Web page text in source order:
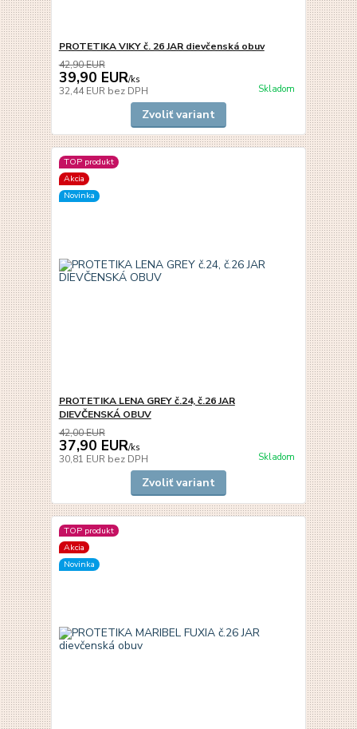
PROTETIKA VIKY č. 26 JAR dievčenská obuv
42,90 EUR
39,90 EUR/ks
32,44 EUR bez DPH Skladom
Zvoliť variant
TOP produkt
Akcia
Novinka
PROTETIKA LENA GREY č.24, č.26 JAR
DIEVČENSKÁ OBUV
42,00 EUR
37,90 EUR/ks
30,81 EUR bez DPH Skladom
Zvoliť variant
TOP produkt
Akcia
Novinka